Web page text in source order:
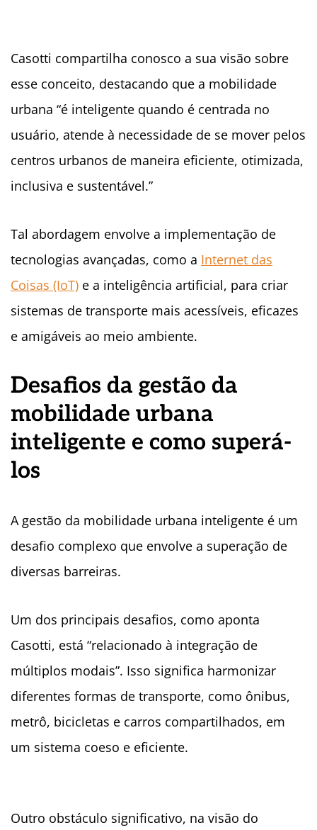
Casotti compartilha conosco a sua visão sobre
esse conceito, destacando que a mobilidade
urbana “é inteligente quando é centrada no
usuário, atende à necessidade de se mover pelos
centros urbanos de maneira eficiente, otimizada,
inclusiva e sustentável.”
Tal abordagem envolve a implementação de
tecnologias avançadas, como a Internet das
Coisas (IoT) e a inteligência artificial, para criar
sistemas de transporte mais acessíveis, eficazes
e amigáveis ao meio ambiente.
Desafios da gestão da
mobilidade urbana
inteligente e como superá-
los
A gestão da mobilidade urbana inteligente é um
desafio complexo que envolve a superação de
diversas barreiras.
Um dos principais desafios, como aponta
Casotti, está “relacionado à integração de
múltiplos modais”. Isso significa harmonizar
diferentes formas de transporte, como ônibus,
metrô, bicicletas e carros compartilhados, em
um sistema coeso e eficiente.
Outro obstáculo significativo, na visão do